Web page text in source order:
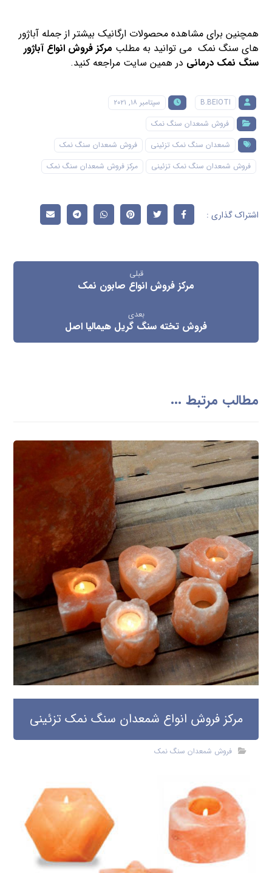
همچنین برای مشاهده محصولات ارگانیک بیشتر از جمله آباژور
های سنگ نمک می توانید به مطلب مرکز فروش انواع آباژور
سنگ نمک درمانی در همین سایت مراجعه کنید.
B.BEIOTI
سپتامبر ۱۸, ۲۰۲۱
فروش شمعدان سنگ نمک
شمعدان سنگ نمک تزئینی
فروش شمعدان سنگ نمک
فروش شمعدان سنگ نمک تزئینی
مرکز فروش شمعدان سنگ نمک
قبلی
مرکز فروش انواع صابون نمک
بعدی
فروش تخته سنگ گریل هیمالیا اصل
مطالب مرتبط ...
مرکز فروش انواع شمعدان سنگ نمک تزئینی
فروش شمعدان سنگ نمک